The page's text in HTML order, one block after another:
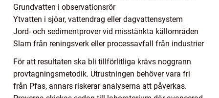
Grundvatten i observationsrör
Ytvatten i sjöar, vattendrag eller dagvattensystem
Jord- och sedimentprover vid misstänkta källområden
Slam från reningsverk eller processavfall från industrier
För att resultaten ska bli tillförlitliga krävs noggrann
provtagningsmetodik. Utrustningen behöver vara fri
från Pfas, annars riskerar analyserna att påverkas.